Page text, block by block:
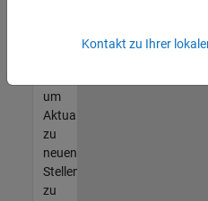
unseres
um
Aktualisierungen
zu
neuen
Stellenangeboten
zu
Kontakt zu Ihrer